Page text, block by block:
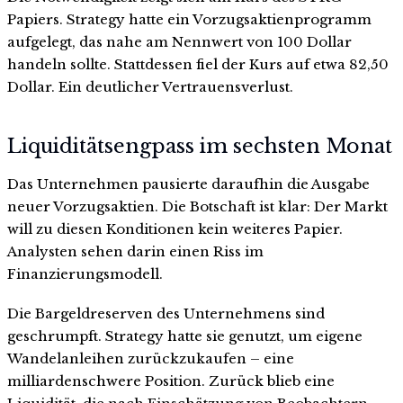
Papiers. Strategy hatte ein Vorzugsaktienprogramm
aufgelegt, das nahe am Nennwert von 100 Dollar
handeln sollte. Stattdessen fiel der Kurs auf etwa 82,50
Dollar. Ein deutlicher Vertrauensverlust.
Liquiditätsengpass im sechsten Monat
Das Unternehmen pausierte daraufhin die Ausgabe
neuer Vorzugsaktien. Die Botschaft ist klar: Der Markt
will zu diesen Konditionen kein weiteres Papier.
Analysten sehen darin einen Riss im
Finanzierungsmodell.
Die Bargeldreserven des Unternehmens sind
geschrumpft. Strategy hatte sie genutzt, um eigene
Wandelanleihen zurückzukaufen – eine
milliardenschwere Position. Zurück blieb eine